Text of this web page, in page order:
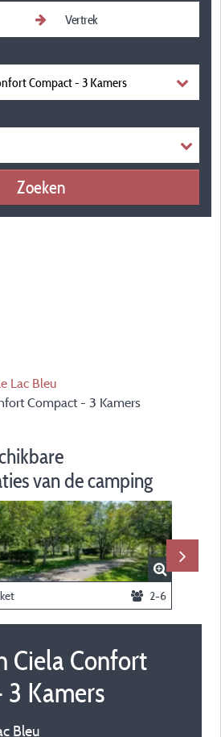
Stacaravan Ciela Confort Compact - 3 Kamers
Zoeken
Lac Bleu
Compact - 3 Kamers
van de camping
2-6
Ciela Confort
Kamers
Bleu